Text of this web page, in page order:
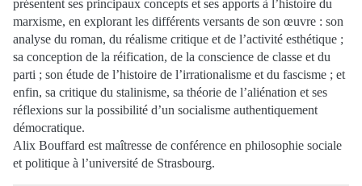
présentent ses principaux concepts et ses apports à l’histoire du
marxisme, en explorant les différents versants de son œuvre : son
analyse du roman, du réalisme critique et de l’activité esthétique ;
sa conception de la réification, de la conscience de classe et du
parti ; son étude de l’histoire de l’irrationalisme et du fascisme ; et
enfin, sa critique du stalinisme, sa théorie de l’aliénation et ses
réflexions sur la possibilité d’un socialisme authentiquement
démocratique.
Alix Bouffard est maîtresse de conférence en philosophie sociale
et politique à l’université de Strasbourg.